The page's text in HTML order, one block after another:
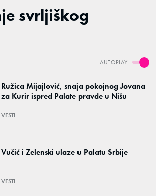
svrljiškog
AUTOPLAY
Ružica Mijajlović, snaja pokojnog Jovana
za Kurir ispred Palate pravde u Nišu
VESTI
Vučić i Zelenski ulaze u Palatu Srbije
VESTI